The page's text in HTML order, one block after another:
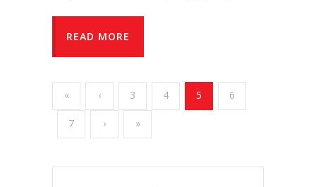
READ MORE
« ‹ 3 4 5 6
7 › »